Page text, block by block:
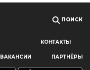
технологии,
ПОИСК
КОНТАКТЫ
ВАКАНСИИ ПАРТНЁРЫ